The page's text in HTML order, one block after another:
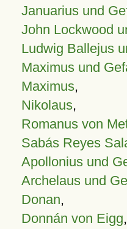
Januarius und
John Lockwood
Ludwig Ballejus
Maximus und
Maximus,
Nikolaus,
Romanus von
Sabás Reyes
Apollonius und
Archelaus und
Donan,
Donnán von Eigg,